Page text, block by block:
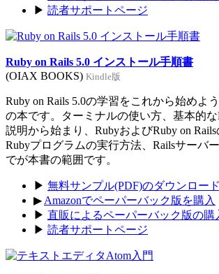
▶ 読者サポートページ
Ruby on Rails 5.0 インストール手順書
(OIAX BOOKS) Kindle版
Ruby on Rails 5.0の学習をこれから始めよ
の本です。ターミナルの使い方、基本的
説明から始まり、RubyおよびRuby on Rails
Rubyプログラムの実行方法、Railsサーバ
でが本書の範囲です。
▶ 無料サンプル(PDF)のダウンロード
▶ Amazonでペーパーバック版を購入
▶ 直販によるペーパーバック版の購
▶ 読者サポートページ